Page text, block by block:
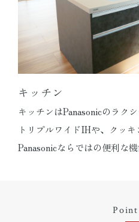
キッチン
キッチンはPanasonicのラクシ
トリプルワイドIHや、クッ
Panasonicならではの便利な
Point